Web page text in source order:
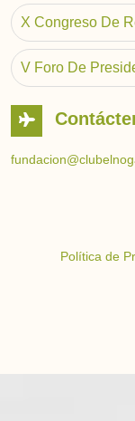
X Congreso De
V Foro De
Política de